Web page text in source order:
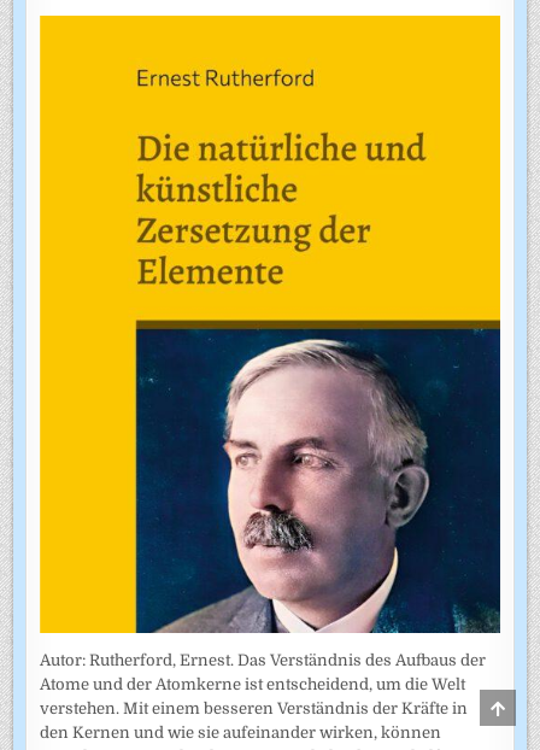
Autor: Rutherford, Ernest. Das Verständnis des Aufbaus der
Atome und der Atomkerne ist entscheidend, um die Welt
verstehen. Mit einem besseren Verständnis der Kräfte in
den Kernen und wie sie aufeinander wirken, können
TO
TOP